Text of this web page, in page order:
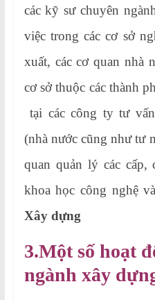
các kỹ sư chuyên
việc trong các cơ sở
xuất, các cơ quan nhà
cơ sở thuộc các thành
tại các công ty tư
(nhà nước cũng như tư
quan quản lý các cấp,
khoa học công nghệ
Xây dựng
3.Một số hoạt
ngành xây